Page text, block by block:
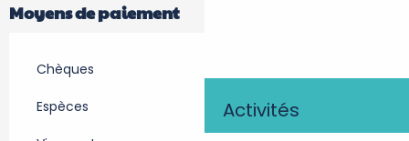
Activités
Moyens de paiement
Chèques
Espèces